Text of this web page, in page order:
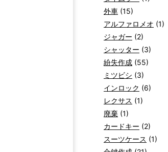
外車 (15)
アルファロメオ (1)
ジャガー (2)
シャッター (3)
紛失作成 (55)
ミツビシ (3)
インロック (6)
レクサス (1)
廃棄 (1)
カードキー (2)
スーツケース (1)